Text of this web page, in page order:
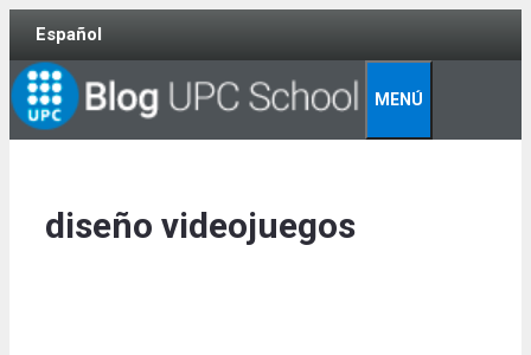
Skip
content
Español
MENÚ
diseño videojuegos